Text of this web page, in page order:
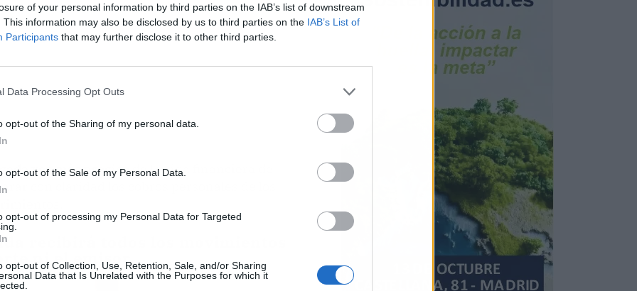
of your personal information by third parties on the IAB’s list of downstream
This information may also be disclosed by us to third parties on the IAB’s List of
Participants that may further disclose it to other third parties.
Data Processing Opt Outs
opt-out of the Sharing of my personal data.
opt-out of the Sale of my Personal Data.
opt-out of processing my Personal Data for Targeted
opt-out of Collection, Use, Retention, Sale, and/or Sharing
Data that Is Unrelated with the Purposes for which it
vez más precisode la vida financiera de
con claridad los cobros personales de los
recibirá todos los movimientos
ni el emisor